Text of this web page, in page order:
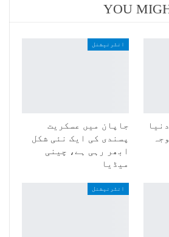
YOU
انٹرنیشنل
جاپان میں عسکریت
پسندی کی ایک نئی شکل
ابھر رہی ہے، چینی
میڈیا
انٹرنیشنل